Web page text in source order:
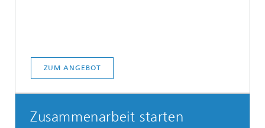
ZUM ANGEBOT
Zusammenarbeit starten